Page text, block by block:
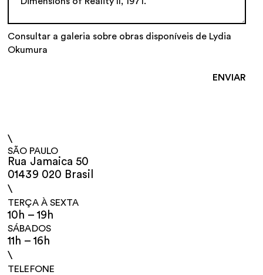
Consultar a galeria sobre obras disponíveis de Lydia
Okumura
\
SÃO PAULO
Rua Jamaica 50
01439 020 Brasil
\
TERÇA À SEXTA
10h – 19h
SÁBADOS
11h – 16h
\
TELEFONE